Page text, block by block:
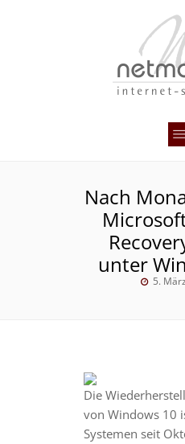
Nach
unter
5.
Die
von Windows 10
Systemen seit